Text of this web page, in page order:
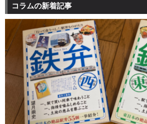
コラムの新着記事